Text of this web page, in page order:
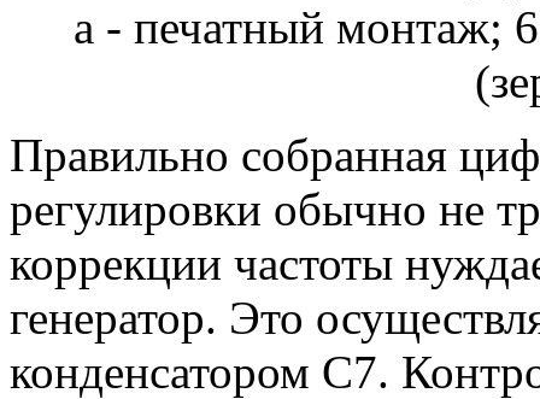
а - печатный монтаж;
Правильно собранная
регулировки обычно не
коррекции частоты
генератор. Это
конденсатором С7.